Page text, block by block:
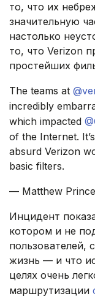
то, что их
значительную
настолько
то, что Verizon
простейших
The teams at
incredibly
which impacted
of the Internet.
absurd Verizon
basic filters.
— Matthew
Инцидент
котором и не
пользователей,
жизнь — и что
целях очень
маршрутизации